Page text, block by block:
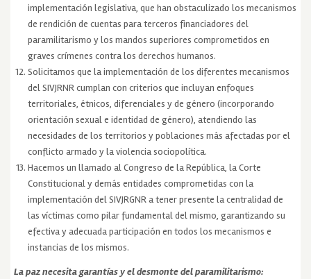
implementación legislativa, que han obstaculizado los mecanismos
de rendición de cuentas para terceros financiadores del
paramilitarismo y los mandos superiores comprometidos en
graves crímenes contra los derechos humanos.
Solicitamos que la implementación de los diferentes mecanismos
del SIVJRNR cumplan con criterios que incluyan enfoques
territoriales, étnicos, diferenciales y de género (incorporando
orientación sexual e identidad de género), atendiendo las
necesidades de los territorios y poblaciones más afectadas por el
conflicto armado y la violencia sociopolítica.
Hacemos un llamado al Congreso de la República, la Corte
Constitucional y demás entidades comprometidas con la
implementación del SIVJRGNR a tener presente la centralidad de
las víctimas como pilar fundamental del mismo, garantizando su
efectiva y adecuada participación en todos los mecanismos e
instancias de los mismos.
La paz necesita garantías y el desmonte del paramilitarismo: